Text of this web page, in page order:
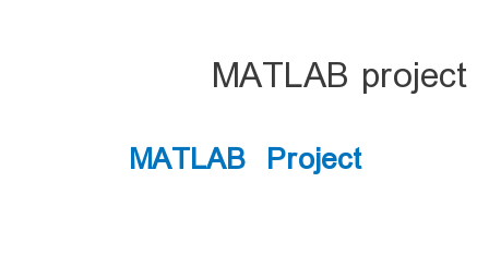
MATLAB project
MATLAB Project